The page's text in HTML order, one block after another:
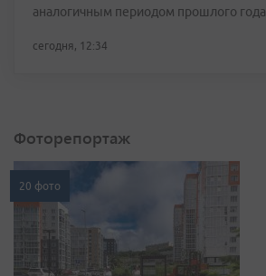
аналогичным периодом прошлого года
сегодня, 12:34
Фоторепортаж
20 фото